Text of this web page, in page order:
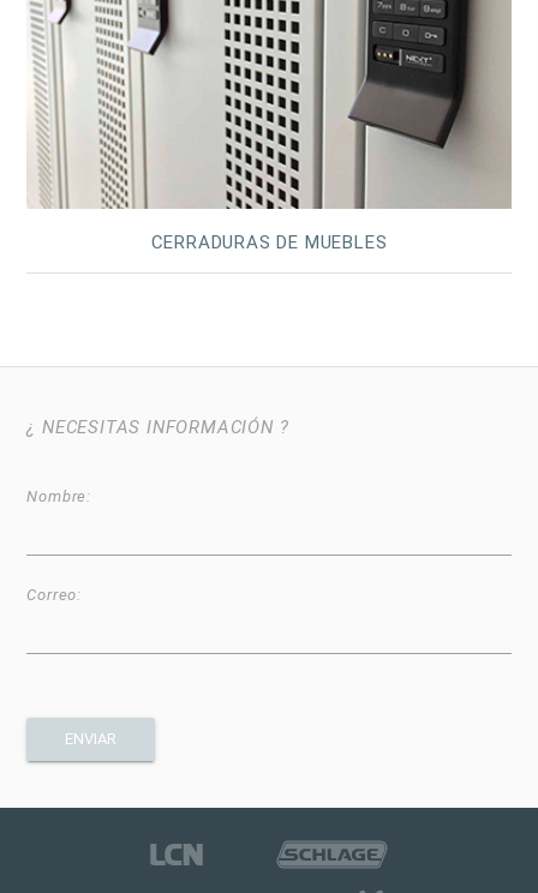
CERRADURAS DE MUEBLES
¿ NECESITAS INFORMACIÓN ?
Nombre:
Correo: